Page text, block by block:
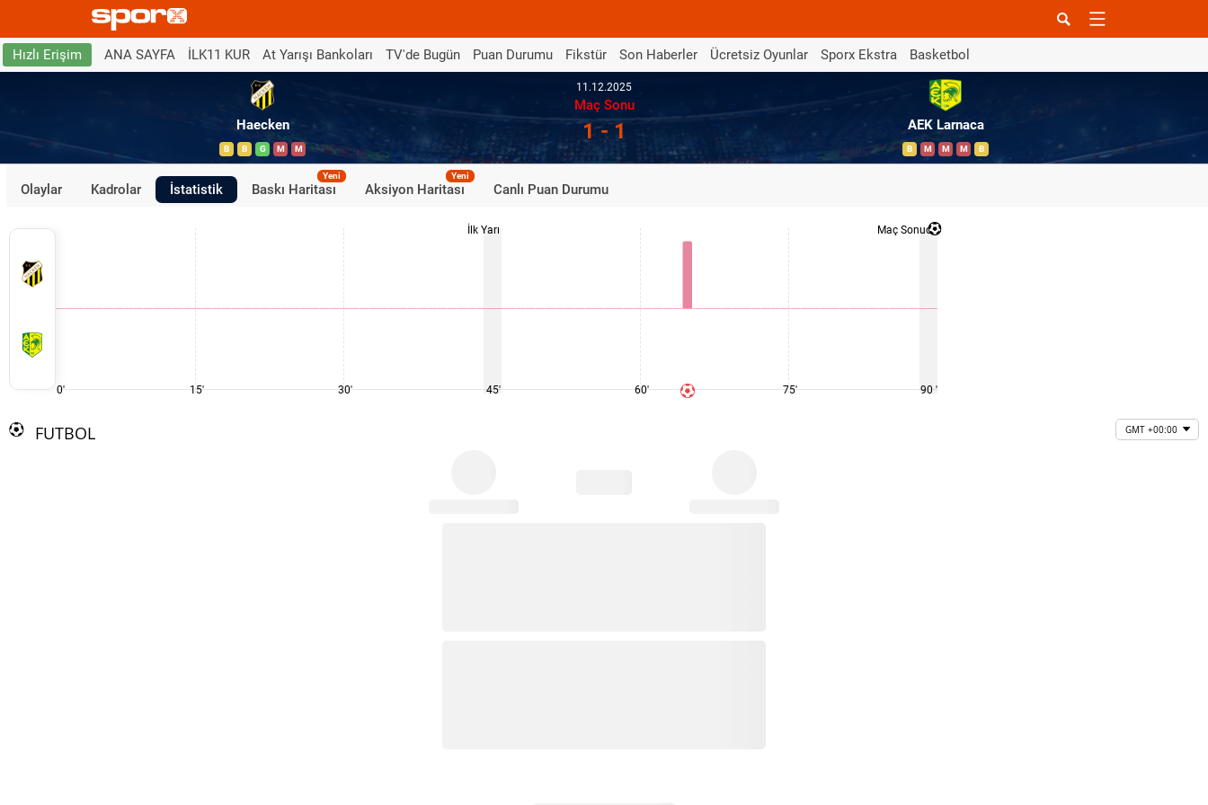
Hızlı Erişim ANA SAYFA İLK11 KUR At Yarışı Bankoları TV'de Bugün Puan Durumu Fikstür Son Haberler Ücretsiz Oyunlar Sporx Ekstra Basketbol
Haecken
B B G M M
11.12.2025
Maç Sonu
1 - 1 AEK Larnaca
B M M M B
Olaylar Kadrolar İstatistik Baskı Haritası
Yeni
Aksiyon Haritası
Yeni
Canlı Puan Durumu
0' 15' 30'
İlk Yarı
45' 60' 75'
Maç Sonucu
90 '
FUTBOL GMT +00:00